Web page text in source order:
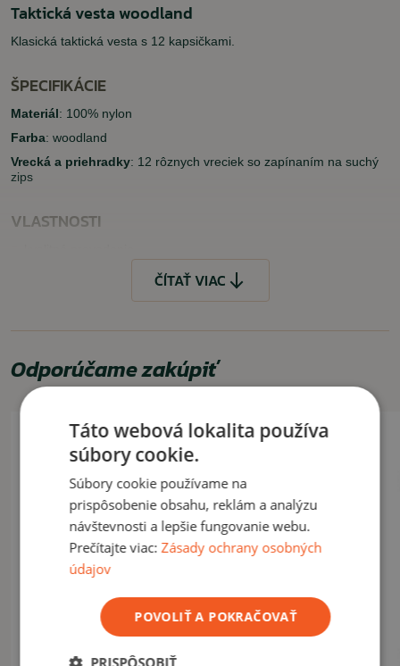
Taktická vesta woodland
Klasická taktická vesta s 12 kapsičkami.
ŠPECIFIKÁCIE
Materiál: 100% nylon
Farba: woodland
Vrecká a priehradky: 12 rôznych vreciek so zapínaním na suchý
zips
VLASTNOSTI
nastavenie pomocou popruhov na boku
množstvo praktických vreciek
VYUŽITIE
Využiteľné pre bezpečnostné služby, na taktické účely.
ČÍTAŤ VIAC
Odporúčame zakúpiť
Táto webová lokalita používa
súbory cookie.
Súbory cookie používame na
prispôsobenie obsahu, reklám a analýzu
návštevnosti a lepšie fungovanie webu.
Prečítajte viac:Zásady ochrany osobných
údajov
POVOLIŤ A POKRAČOVAŤ
PRISPÔSOBIŤ